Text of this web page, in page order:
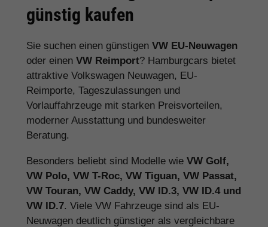
günstig kaufen
Sie suchen einen günstigen VW EU-Neuwagen
oder einen VW Reimport? Hamburgcars bietet
attraktive Volkswagen Neuwagen, EU-
Reimporte, Tageszulassungen und
Vorlauffahrzeuge mit starken Preisvorteilen,
moderner Ausstattung und bundesweiter
Beratung.
Besonders beliebt sind Modelle wie VW Golf,
VW Polo, VW T-Roc, VW Tiguan, VW Passat,
VW Touran, VW Caddy, VW ID.3, VW ID.4 und
VW ID.7. Viele VW Fahrzeuge sind als EU-
Neuwagen deutlich günstiger als vergleichbare